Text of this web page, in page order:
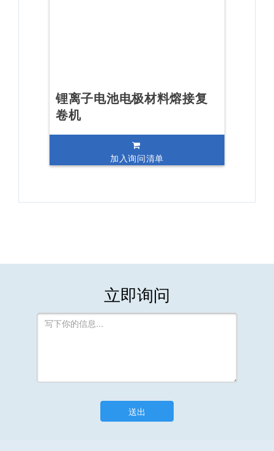
锂离子电池电极材料熔接复
卷机
加入询问清单
立即询问
送出